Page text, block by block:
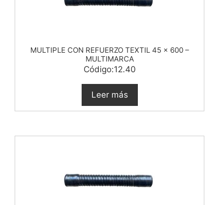
MULTIPLE CON REFUERZO TEXTIL 45 x 600 –
MULTIMARCA
Código:12.40
Leer más